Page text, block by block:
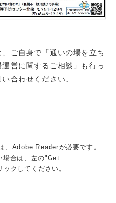
ご自身で「通いの場を立ち
運営に関するご相談」も行っ
合わせください。
、Adobe Readerが必要です。
場合は、左の"Get
クしてください。